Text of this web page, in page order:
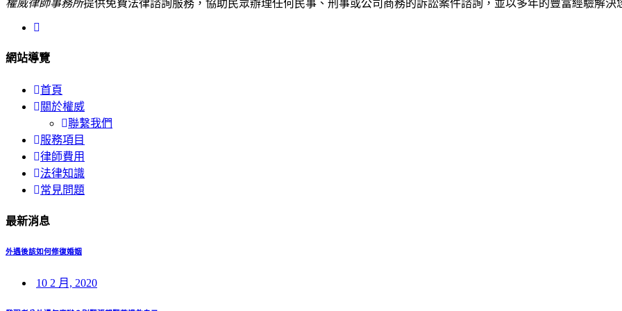
權威律師事務所提供免費法律諮詢服務，協助民眾辦理任何民事、刑事或公司商務的訴訟案件諮詢，並以多年的豐富經驗解決
網站導覽
首頁
關於權威
聯繫我們
服務項目
律師費用
法律知識
常見問題
最新消息
外遇後該如何修復婚姻
10 2 月, 2020